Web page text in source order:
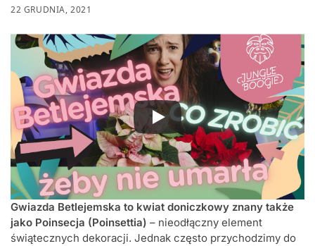
22 GRUDNIA, 2021
Gwiazda Betlejemska to kwiat doniczkowy znany także
jako Poinsecja (Poinsettia) – nieodłączny element
świątecznych dekoracji. Jednak często przychodzimy do